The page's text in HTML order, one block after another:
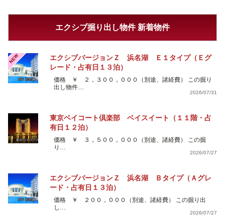
エクシブ掘り出し物件 新着物件
NEW
エクシブバージョンＺ 浜名湖 Ｅ１タイプ（Ｅグ
レード・占有日１３泊）
価格 ￥ ２，３００，０００（別途、諸経費） この掘り
出し物件…
2026/07/31
東京ベイコート倶楽部 ベイスイート（１１階・占
有日１２泊）
価格 ￥ ３，５００，０００（別途、諸経費） この掘
り…
2026/07/27
エクシブバージョンＺ 浜名湖 Ｂタイプ（Ａグレ
ード・占有日１３泊）
価格 ￥ ２００，０００（別途、諸経費） この掘り出
し…
2026/07/27